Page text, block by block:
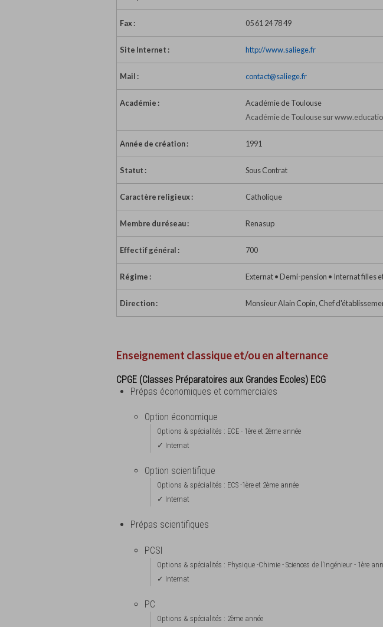
Fax : 05 61 24 78 49
Site Internet : http://www.saliege.fr
Mail : contact@saliege.fr
Académie :
Académie de Toulouse
Académie de Toulouse sur
Année de création : 1991
Statut : Sous Contrat
Caractère religieux : Catholique
Membre du réseau : Renasup
Effectif général : 700
Régime : Externat • Demi-pension • Internat filles
Direction : Monsieur Alain Copin, Chef
Enseignement classique et/ou en alternance
CPGE (Classes Préparatoires aux Grandes Ecoles) ECG
Prépas économiques et commerciales
Option économique
Options & spécialités : ECE - 1ère et 2ème année
✓ Internat
Option scientifique
Options & spécialités : ECS -1ère et 2ème année
✓ Internat
Prépas scientifiques
PCSI
Options & spécialités : Physique -Chimie - Sciences de l'Ingénieur - 1ère
✓ Internat
PC
Options & spécialités : 2ème année